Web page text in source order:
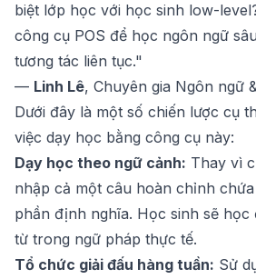
biệt lớp học với học sinh low-
công cụ POS để học ngôn ngữ
tương tác liên tục."
— Linh Lê, Chuyên gia Ngôn ngữ
Dưới đây là một số chiến lược cụ
việc dạy học bằng công cụ này:
Dạy học theo ngữ cảnh: Thay vì
nhập cả một câu hoàn chỉnh
phần định nghĩa. Học sinh sẽ học
từ trong ngữ pháp thực tế.
Tổ chức giải đấu hàng tuần: Sử